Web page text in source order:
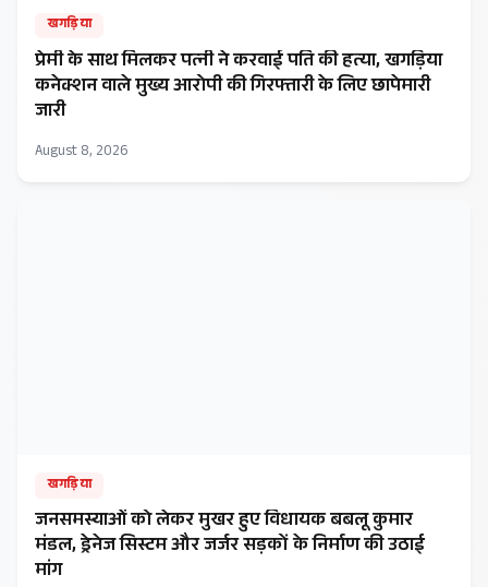
खगड़िया
प्रेमी के साथ मिलकर पत्नी ने करवाई पति की हत्या, खगड़िया
कनेक्शन वाले मुख्य आरोपी की गिरफ्तारी के लिए छापेमारी
जारी
August 8, 2026
खगड़िया
जनसमस्याओं को लेकर मुखर हुए विधायक बबलू कुमार
मंडल, ड्रेनेज सिस्टम और जर्जर सड़कों के निर्माण की उठाई
मांग